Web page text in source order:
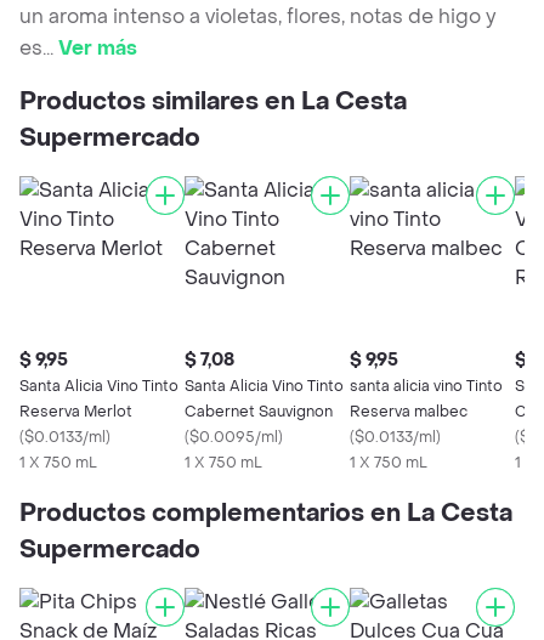
un aroma intenso a violetas, flores, notas de higo y
es...Ver más
Productos similares en La Cesta
Supermercado
$ 9,95
Santa Alicia Vino Tinto
Reserva Merlot
($0.0133/ml)
1 X 750 mL
$ 7,08
Santa Alicia Vino Tinto
Cabernet Sauvignon
($0.0095/ml)
1 X 750 mL
$ 9,95
santa alicia vino Tinto
Reserva malbec
($0.0133/ml)
1 X 750 mL
$
(
1 X
Productos complementarios en La Cesta
Supermercado